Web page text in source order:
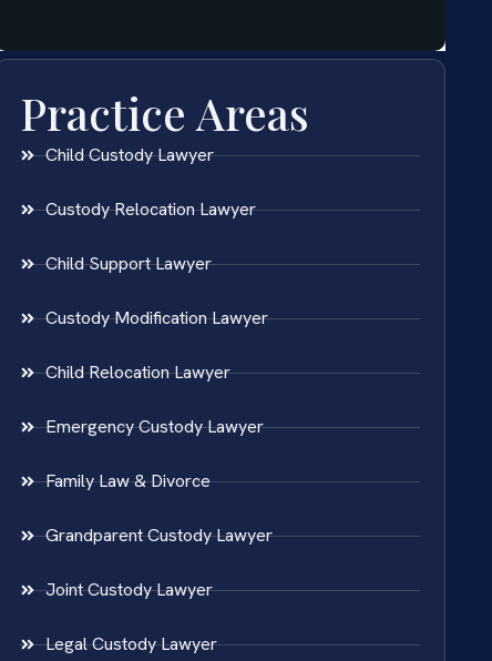
Practice Areas
Child Custody Lawyer
Custody Relocation Lawyer
Child Support Lawyer
Custody Modification Lawyer
Child Relocation Lawyer
Emergency Custody Lawyer
Family Law & Divorce
Grandparent Custody Lawyer
Joint Custody Lawyer
Legal Custody Lawyer